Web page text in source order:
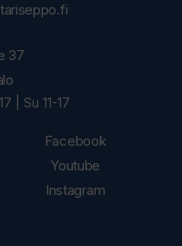
37
| Su 11-17
Facebook
Youtube
Instagram